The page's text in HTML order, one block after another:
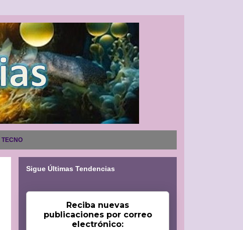
TECNO
Sigue Últimas Tendencias
Reciba nuevas
publicaciones por correo
electrónico: